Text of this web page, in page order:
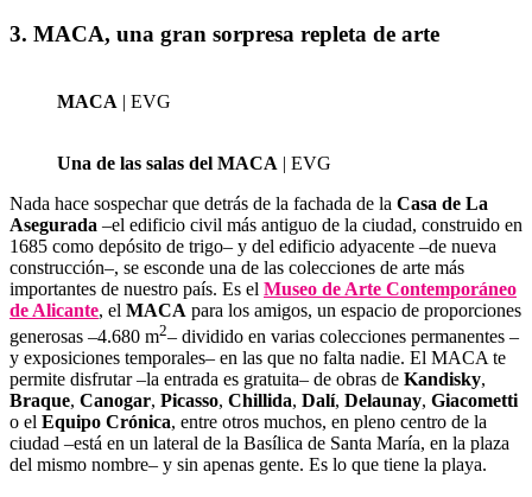
3. MACA, una gran sorpresa repleta de arte
MACA | EVG
Una de las salas del MACA | EVG
Nada hace sospechar que detrás de la fachada de la Casa de La
Asegurada –el edificio civil más antiguo de la ciudad, construido en
1685 como depósito de trigo– y del edificio adyacente –de nueva
construcción–, se esconde una de las colecciones de arte más
importantes de nuestro país. Es el Museo de Arte Contemporáneo
de Alicante, el MACA para los amigos, un espacio de proporciones
generosas –4.680 m2– dividido en varias colecciones permanentes –
y exposiciones temporales– en las que no falta nadie. El MACA te
permite disfrutar –la entrada es gratuita– de obras de Kandisky,
Braque, Canogar, Picasso, Chillida, Dalí, Delaunay, Giacometti
o el Equipo Crónica, entre otros muchos, en pleno centro de la
ciudad –está en un lateral de la Basílica de Santa María, en la plaza
del mismo nombre– y sin apenas gente. Es lo que tiene la playa.